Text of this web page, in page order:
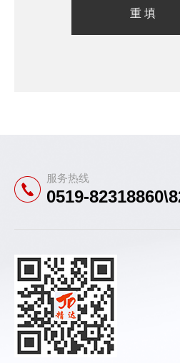
服务热线
0519-